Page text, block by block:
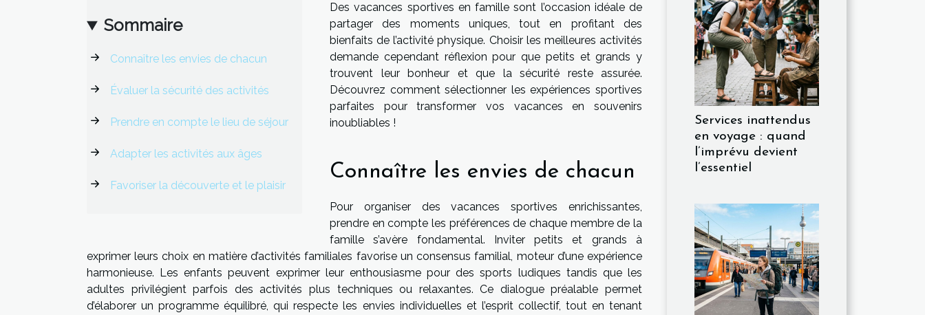
Sommaire
Connaître les envies de chacun
Évaluer la sécurité des activités
Prendre en compte le lieu de séjour
Adapter les activités aux âges
Favoriser la découverte et le plaisir
Des vacances sportives en famille sont l’occasion idéale de
partager des moments uniques, tout en profitant des
bienfaits de l’activité physique. Choisir les meilleures activités
demande cependant réflexion pour que petits et grands y
trouvent leur bonheur et que la sécurité reste assurée.
Découvrez comment sélectionner les expériences sportives
parfaites pour transformer vos vacances en souvenirs
inoubliables !
Connaître les envies de chacun
Pour organiser des vacances sportives enrichissantes,
prendre en compte les préférences de chaque membre de la
famille s’avère fondamental. Inviter petits et grands à
exprimer leurs choix en matière d’activités familiales favorise un consensus familial, moteur d’une expérience
harmonieuse. Les enfants peuvent exprimer leur enthousiasme pour des sports ludiques tandis que les
adultes privilégient parfois des activités plus techniques ou relaxantes. Ce dialogue préalable permet
d’élaborer un programme équilibré, qui respecte les envies individuelles et l’esprit collectif, tout en tenant
Services inattendus
en voyage : quand
l’imprévu devient
l’essentiel